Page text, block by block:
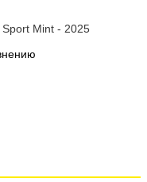
Mint - 2025